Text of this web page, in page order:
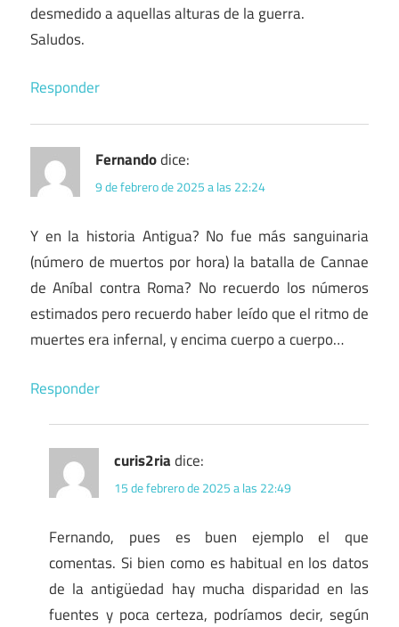
desmedido a aquellas alturas de la guerra.
Saludos.
Responder
Fernandodice:
9 de febrero de 2025 a las 22:24
Y en la historia Antigua? No fue más sanguinaria
(número de muertos por hora) la batalla de Cannae
de Aníbal contra Roma? No recuerdo los números
estimados pero recuerdo haber leído que el ritmo de
muertes era infernal, y encima cuerpo a cuerpo…
Responder
curis2ria dice:
15 de febrero de 2025 a las 22:49
Fernando, pues es buen ejemplo el que
comentas. Si bien como es habitual en los datos
de la antigüedad hay mucha disparidad en las
fuentes y poca certeza, podríamos decir, según